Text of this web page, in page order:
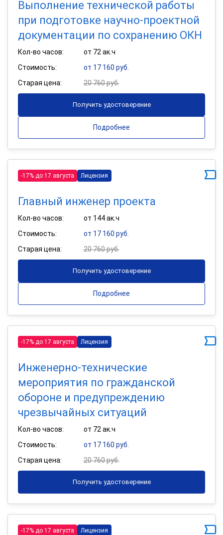
Выполнение технической работы
при подготовке научно-проектной
документации по сохранению ОКН
Кол-во часов:
от 72 ак.ч
Стоимость:
от 17 160 руб.
Старая цена:
20 760 руб.
Получить удостоверение
Подробнее
-17% до 17 августа Лицензия
Главный инженер проекта
Кол-во часов:
от 144 ак.ч
Стоимость:
от 17 160 руб.
Старая цена:
20 760 руб.
Получить удостоверение
Подробнее
-17% до 17 августа Лицензия
Инженерно-технические
мероприятия по гражданской
обороне и предупреждению
чрезвычайных ситуаций
Кол-во часов:
от 72 ак.ч
Стоимость:
от 17 160 руб.
Старая цена:
20 760 руб.
Получить удостоверение
-17% до 17 августа Лицензия